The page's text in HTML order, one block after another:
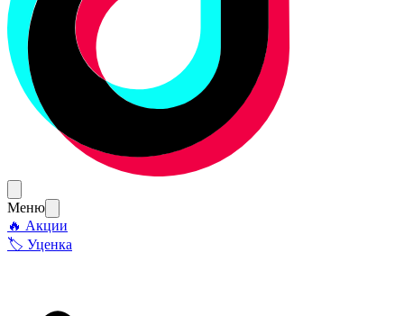
Меню
🔥 Акции
🏷 Уценка